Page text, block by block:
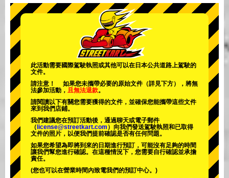
公司 預訂
更換店鋪
東京秋葉原#2 東京澀谷
東京澀谷附屬
東京淺草
沖繩
此活動需要國際駕駛執照或其他可以在日本公共道路上駕駛的
文件。
請注意！ 如果您未攜帶必要的原始文件（詳見下方），將無
法參加活動， 且無法退款。
請閱讀以下有關您需要獲得的文件，並確保您能攜帶這些文件
來到我們店鋪。
我們建議您在預訂活動後，通過聊天或電子郵件
（ license@streetkart.com ）向我們發送駕駛執照和已取得
文件的照片，以便我們提前確認是否有任何問題。
如果您希望為即將到來的日期進行預訂，可能沒有足夠的時間
讓我們幫您進行確認。在這種情況下，您需要自行確認並承擔
責任。
(您也可以在營業時間內致電我們的預訂中心。)